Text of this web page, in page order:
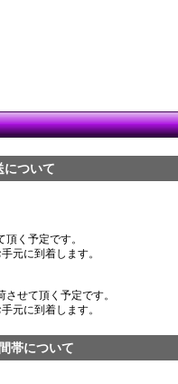
について
く予定です。
元に到着します。
せて頂く予定です。
元に到着します。
帯について